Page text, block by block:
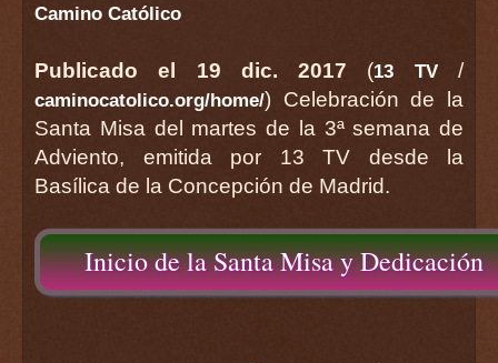
Camino Católico
Publicado el 19 dic. 2017 (13 TV/
caminocatolico.org/home/) Celebración de la
Santa Misa del martes de la 3ª semana de
Adviento, emitida por 13 TV desde la
Basílica de la Concepción de Madrid.
Inicio de la Santa Misa y Dedicación